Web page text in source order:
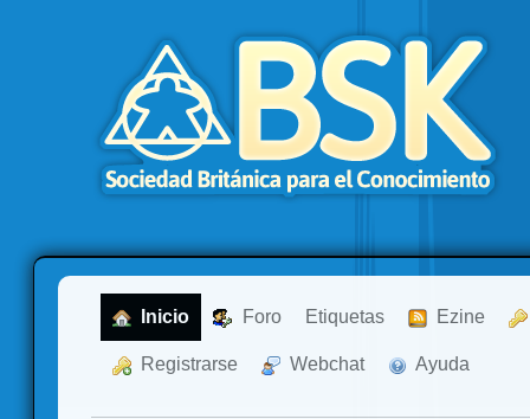
Inicio Foro Etiquetas Ezine
Registrarse Webchat Ayuda